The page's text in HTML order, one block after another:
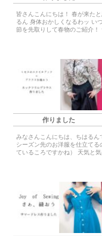
皆さんこんにちは！ 春が来た
るん 身体おかしくなるわッ い
節を先取りして春物のご紹介！
作りました
みなさんこんにちは、ちはる
シーズン先のお洋服を仕立て
ているころですかね） 天気と